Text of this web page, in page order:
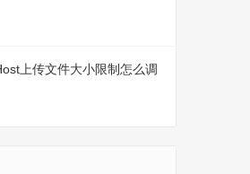
上传文件大小限制怎么调